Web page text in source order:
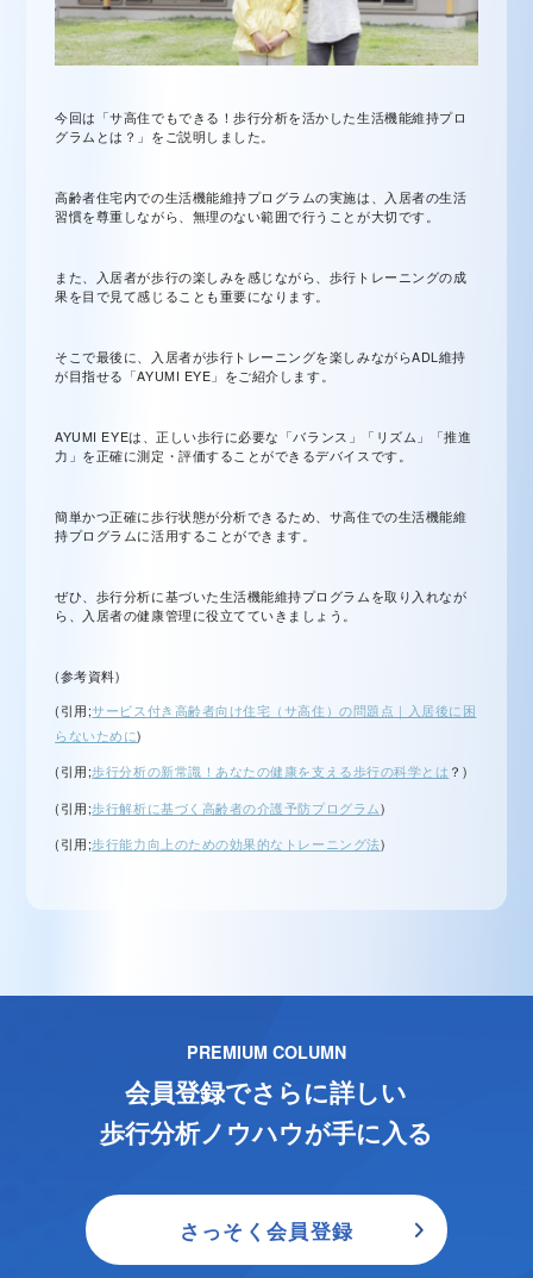
今回は「サ高住でもできる！歩行分析を活かした生活機能維持プロ
グラムとは？」をご説明しました。
高齢者住宅内での生活機能維持プログラムの実施は、入居者の生活
習慣を尊重しながら、無理のない範囲で行うことが大切です。
また、入居者が歩行の楽しみを感じながら、歩行トレーニングの成
果を目で見て感じることも重要になります。
そこで最後に、入居者が歩行トレーニングを楽しみながらADL維持
が目指せる「AYUMI EYE」をご紹介します。
AYUMI EYEは、正しい歩行に必要な「バランス」「リズム」「推進
力」を正確に測定・評価することができるデバイスです。
簡単かつ正確に歩行状態が分析できるため、サ高住での生活機能維
持プログラムに活用することができます。
ぜひ、歩行分析に基づいた生活機能維持プログラムを取り入れなが
ら、入居者の健康管理に役立てていきましょう。
(参考資料)
(引用;サービス付き高齢者向け住宅（サ高住）の問題点｜入居後に困
らないために)
(引用;歩行分析の新常識！あなたの健康を支える歩行の科学とは ？)
(引用;歩行解析に基づく高齢者の介護予防プログラム)
(引用;歩行能力向上のための効果的なトレーニング法)
PREMIUM COLUMN
会員登録でさらに詳しい
歩行分析ノウハウが手に入る
さっそく会員登録